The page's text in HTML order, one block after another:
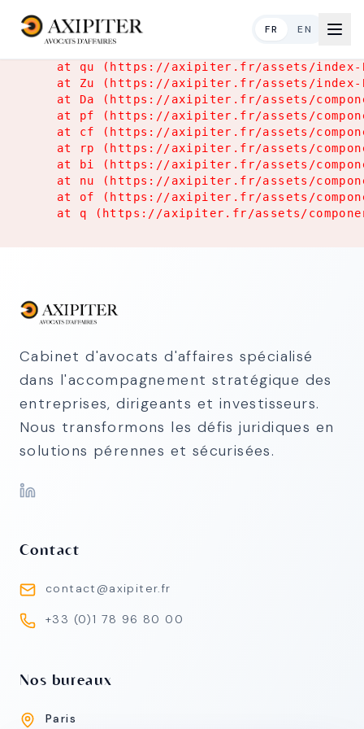
FR EN
at qu (https://axipiter.fr/assets/
at Zu (https://axipiter.fr/assets/
at Da (https://axipiter.fr/assets/
at pf (https://axipiter.fr/assets/
at cf (https://axipiter.fr/assets/
at rp (https://axipiter.fr/assets/
at bi (https://axipiter.fr/assets/
at nu (https://axipiter.fr/assets/
at of (https://axipiter.fr/assets/
at q (https://axipiter.fr/assets/
Cabinet d'avocats d'affaires spécialisé
dans l'accompagnement stratégique des
entreprises, dirigeants et investisseurs.
Nous transformons les défis juridiques en
solutions pérennes et sécurisées.
Contact
contact@axipiter.fr
+33 (0)1 78 96 80 00
Nos bureaux
Paris